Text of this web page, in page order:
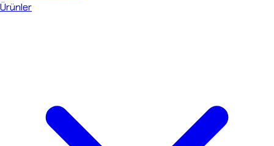
Ürünler